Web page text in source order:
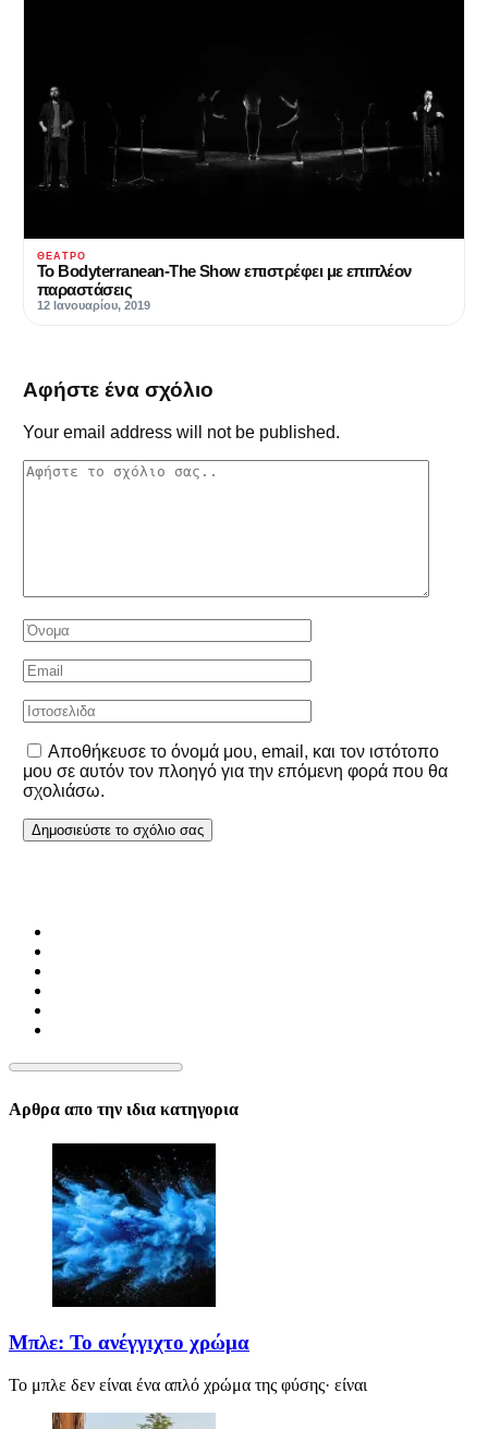
ΘΈΑΤΡΟ
Το Bodyterranean-The Show επιστρέφει με επιπλέον
παραστάσεις
12 Ιανουαρίου, 2019
Αφήστε ένα σχόλιο
Your email address will not be published.
Αποθήκευσε το όνομά μου, email, και τον ιστότοπο
μου σε αυτόν τον πλοηγό για την επόμενη φορά που θα
σχολιάσω.
Αρθρα απο την ιδια κατηγορια
Μπλε: Το ανέγγιχτο χρώμα
Το μπλε δεν είναι ένα απλό χρώμα της φύσης· είναι